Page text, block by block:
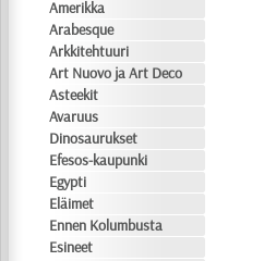
Amerikka
Arabesque
Arkkitehtuuri
Art Nuovo ja Art Deco
Asteekit
Avaruus
Dinosaurukset
Efesos-kaupunki
Egypti
Eläimet
Ennen Kolumbusta
Esineet